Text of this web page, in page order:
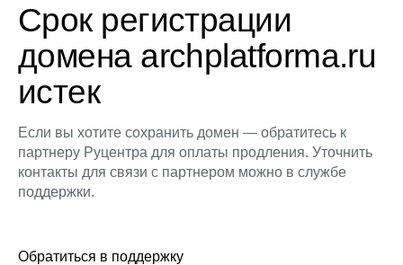
Срок регистрации
домена archplatforma.ru
истек
Если вы хотите сохранить домен — обратитесь к
партнеру Руцентра для оплаты продления. Уточнить
контакты для связи с партнером можно в службе
поддержки.
Обратиться в поддержку